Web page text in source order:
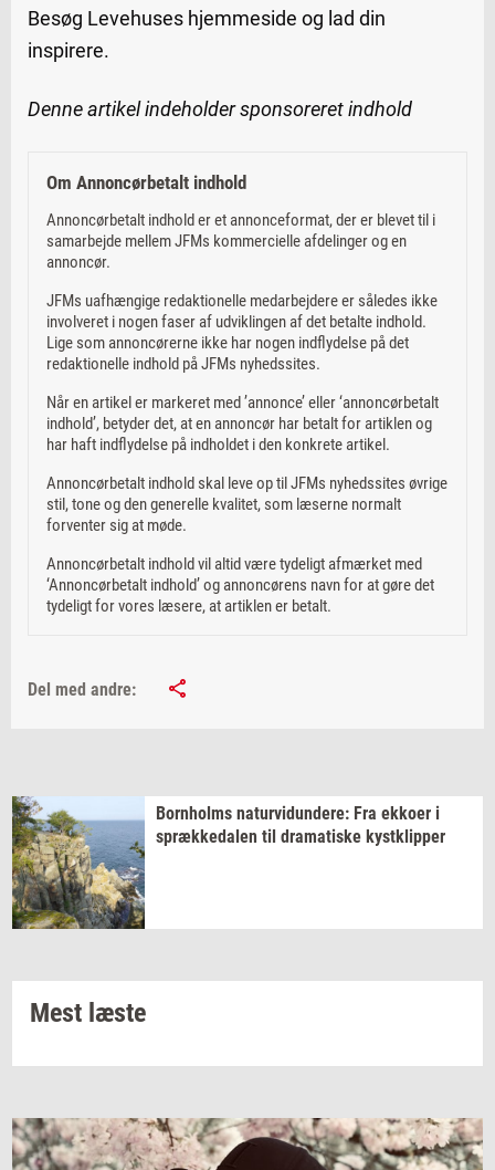
Besøg Levehuses hjemmeside og lad din
inspirere.
Denne artikel indeholder sponsoreret indhold
Om Annoncørbetalt indhold
Annoncørbetalt indhold er et annonceformat, der er blevet til i
samarbejde mellem JFMs kommercielle afdelinger og en
annoncør.
JFMs uafhængige redaktionelle medarbejdere er således ikke
involveret i nogen faser af udviklingen af det betalte indhold.
Lige som annoncørerne ikke har nogen indflydelse på det
redaktionelle indhold på JFMs nyhedssites.
Når en artikel er markeret med ’annonce’ eller ‘annoncørbetalt
indhold’, betyder det, at en annoncør har betalt for artiklen og
har haft indflydelse på indholdet i den konkrete artikel.
Annoncørbetalt indhold skal leve op til JFMs nyhedssites øvrige
stil, tone og den generelle kvalitet, som læserne normalt
forventer sig at møde.
Annoncørbetalt indhold vil altid være tydeligt afmærket med
‘Annoncørbetalt indhold’ og annoncørens navn for at gøre det
tydeligt for vores læsere, at artiklen er betalt.
Del med andre:
Born­holms na­tur­vi­dun­de­re: Fra ek­ko­er i
spræk­ke­da­len til dra­ma­ti­ske kyst­klip­per
Mest læste